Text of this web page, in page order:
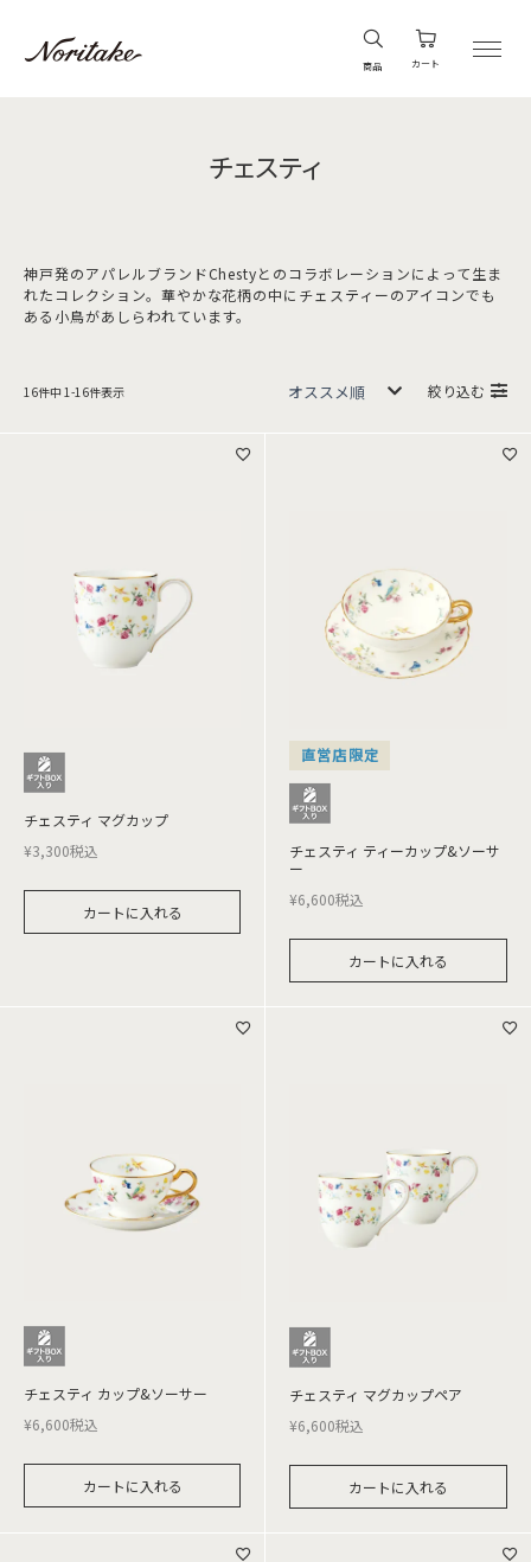
商品 カート
チェスティ
神戸発のアパレルブランドChestyとのコラボレーションによって生ま
れたコレクション。華やかな花柄の中にチェスティーのアイコンでも
ある小鳥があしらわれています。
16件中 1 -16件表示 絞り込む
チェスティ マグカップ
¥3,300税込
カートに入れる
直営店限定
チェスティ ティーカップ&ソーサ
ー
¥6,600税込
カートに入れる
チェスティ カップ&ソーサー
¥6,600税込
カートに入れる
チェスティ マグカップペア
¥6,600税込
カートに入れる